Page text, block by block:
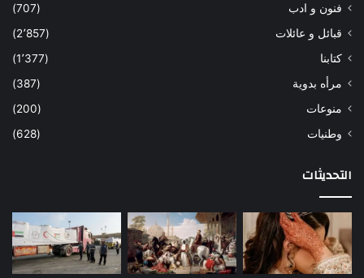
فنون و ادب
(707)
قبائل و عائلات
(2٬857)
كتابنا
(1٬377)
مرأه بدوية
(387)
منوعات
(200)
وطنيات
(628)
التحديثات